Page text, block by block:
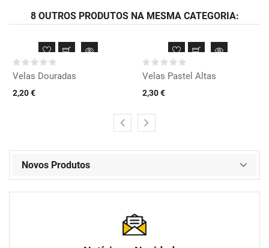
8 OUTROS PRODUTOS NA MESMA CATEGORIA:
Velas Douradas
2,20 €
Velas Pastel Altas
2,30 €
Novos Produtos